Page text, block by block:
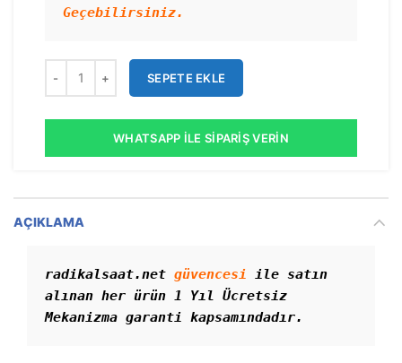
Geçebilirsiniz.
SEPETE EKLE
WHATSAPP İLE SIPARIŞ VERIN
AÇIKLAMA
radikalsaat.net güvencesi ile satın
alınan her ürün 1 Yıl Ücretsiz
Mekanizma garanti kapsamındadır.